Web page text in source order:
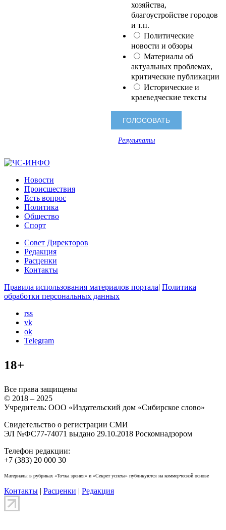
хозяйства,
благоустройстве городов
и т.п.
Политические
новости и обзоры
Материалы об
актуальных проблемах,
критические публикации
Исторические и
краеведческие тексты
Результаты
Новости
Происшествия
Есть вопрос
Политика
Общество
Спорт
Совет Директоров
Редакция
Расценки
Контакты
Правила использования материалов портала| Политика
обработки персональных данных
rss
vk
ok
Telegram
18+
Все права защищены
© 2018 – 2025
Учредитель: ООО «Издательский дом «Сибирское слово»
Свидетельство о регистрации СМИ
ЭЛ №ФС77-74071 выдано 29.10.2018 Роскомнадзором
Телефон редакции:
+7 (383) 20 000 30
Материалы в рубриках «Точка зрения» и «Секрет успеха» публикуются на коммерческой основе
Контакты | Расценки | Редакция